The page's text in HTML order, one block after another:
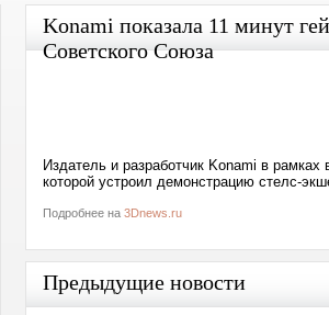
Konami показала 11 минут
Советского Союза
Издатель и разработчик Konami в
которой устроил демонстрацию стелс-
Подробнее на 3Dnews.ru
Предыдущие новости